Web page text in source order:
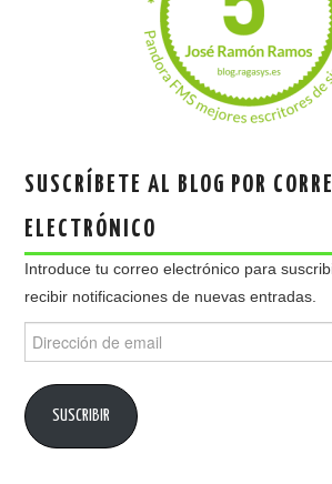
SUSCRÍBETE AL BLOG POR
ELECTRÓNICO
Introduce tu correo electrónico para
recibir notificaciones de nuevas entradas.
Dirección
de
SUSCRIBIR